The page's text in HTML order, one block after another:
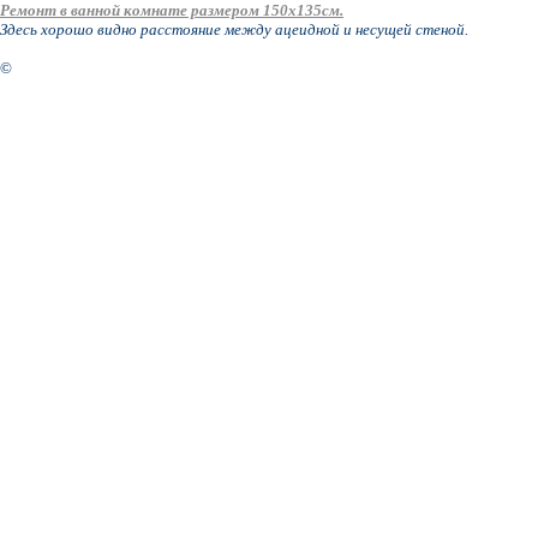
Ремонт в ванной комнате размером 150х135см.
Здесь хорошо видно расстояние между ацеидной и несущей стеной.
©